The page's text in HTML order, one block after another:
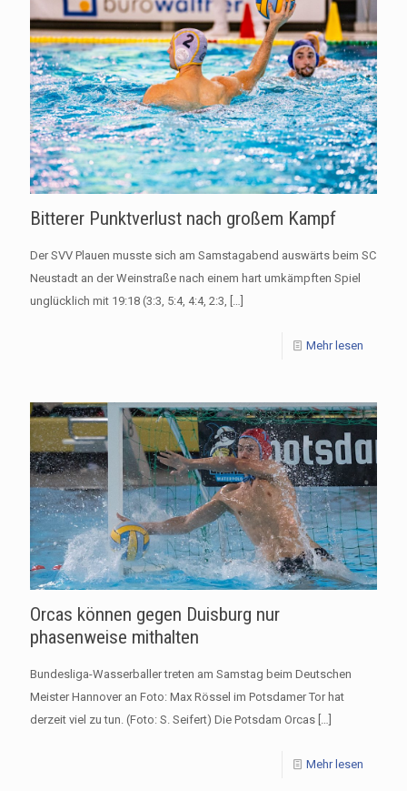
Bitterer Punktverlust nach großem Kampf
Der SVV Plauen musste sich am Samstagabend auswärts beim SC
Neustadt an der Weinstraße nach einem hart umkämpften Spiel
unglücklich mit 19:18 (3:3, 5:4, 4:4, 2:3, […]
Mehr lesen
Orcas können gegen Duisburg nur
phasenweise mithalten
Bundesliga-Wasserballer treten am Samstag beim Deutschen
Meister Hannover an Foto: Max Rössel im Potsdamer Tor hat
derzeit viel zu tun. (Foto: S. Seifert) Die Potsdam Orcas […]
Mehr lesen